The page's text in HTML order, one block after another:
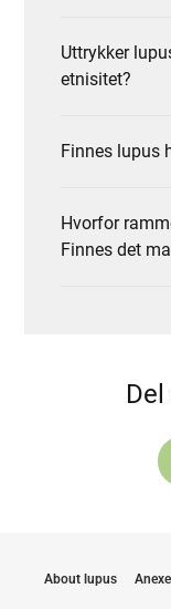
Uttrykker
etnisitet?
Finnes lupus
Hvorfor
Finnes det
About lupus